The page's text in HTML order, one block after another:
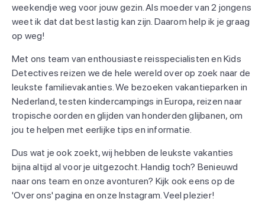
weekendje weg voor jouw gezin. Als moeder van 2 jongens
weet ik dat dat best lastig kan zijn. Daarom help ik je graag
op weg!
Met ons team van enthousiaste reisspecialisten en Kids
Detectives reizen we de hele wereld over op zoek naar de
leukste familievakanties. We bezoeken vakantieparken in
Nederland, testen kindercampings in Europa, reizen naar
tropische oorden en glijden van honderden glijbanen, om
jou te helpen met eerlijke tips en informatie.
Dus wat je ook zoekt, wij hebben de leukste vakanties
bijna altijd al voor je uitgezocht. Handig toch? Benieuwd
naar ons team en onze avonturen? Kijk ook eens op de
'Over ons' pagina en onze Instagram. Veel plezier!